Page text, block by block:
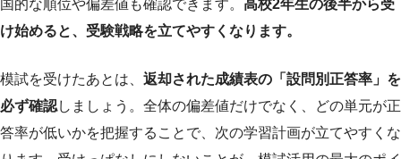
国的な順位や偏差値も確認できます。 高校2年生の後半から受
け始めると、受験戦略を立てやすくなります。
模試を受けたあとは、 返却された成績表の「設問別正答率」を
必ず確認しましょう。全体の偏差値だけでなく、どの単元が正
答率が低いかを把握することで、次の学習計画が立てやすくな